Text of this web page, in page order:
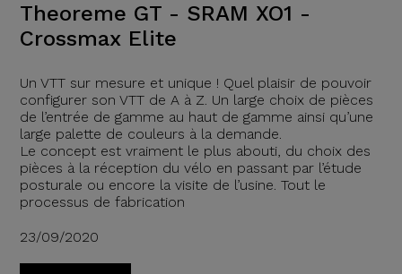
Theoreme GT - SRAM XO1 -
Crossmax Elite
Un VTT sur mesure et unique ! Quel plaisir de pouvoir
configurer son VTT de A à Z. Un large choix de pièces
de l’entrée de gamme au haut de gamme ainsi qu’une
large palette de couleurs à la demande.
Le concept est vraiment le plus abouti, du choix des
pièces à la réception du vélo en passant par l’étude
posturale ou encore la visite de l’usine. Tout le
processus de fabrication
23/09/2020